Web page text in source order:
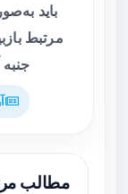
باید
مرتبط
مطالب